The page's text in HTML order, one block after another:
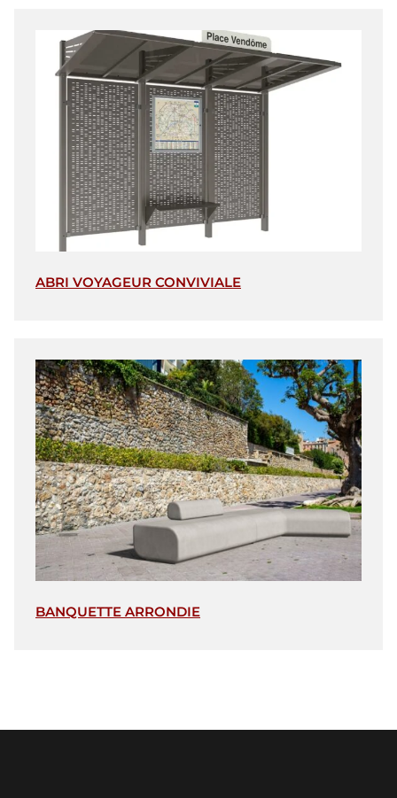
ABRI VOYAGEUR CONVIVIALE
BANQUETTE ARRONDIE